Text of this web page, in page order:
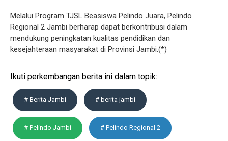
Melalui Program TJSL Beasiswa Pelindo Juara, Pelindo
Regional 2 Jambi berharap dapat berkontribusi dalam
mendukung peningkatan kualitas pendidikan dan
kesejahteraan masyarakat di Provinsi Jambi.(*)
Ikuti perkembangan berita ini dalam topik:
# Berita Jambi # berita jambi
# Pelindo Jambi # Pelindo Regional 2